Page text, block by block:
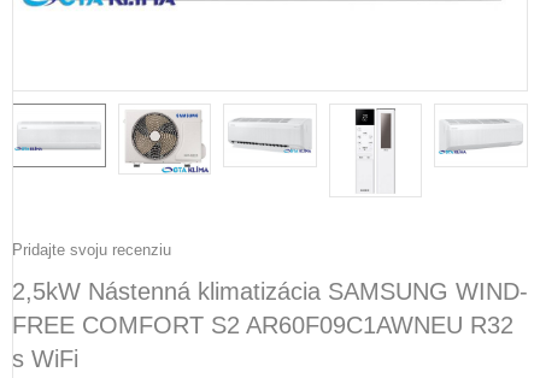
Pridajte svoju recenziu
2,5kW Nástenná klimatizácia SAMSUNG WIND-
FREE COMFORT S2 AR60F09C1AWNEU R32
s WiFi